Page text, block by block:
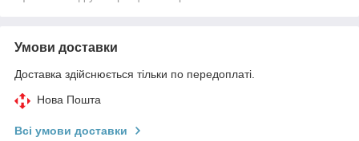
Умови доставки
Доставка здійснюється тільки по передоплаті.
Нова Пошта
Всі умови доставки